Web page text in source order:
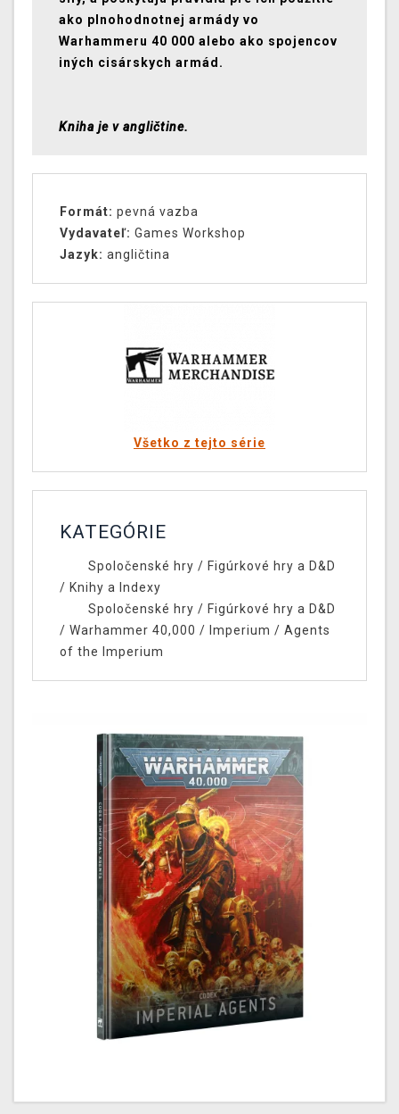
ako plnohodnotnej armády vo
Warhammeru 40 000 alebo ako spojencov
iných cisárskych armád.
Kniha je v angličtine.
Formát: pevná vazba
Vydavateľ: Games Workshop
Jazyk: angličtina
Všetko z tejto série
KATEGÓRIE
Spoločenské hry / Figúrkové hry a D&D
/ Knihy a Indexy
Spoločenské hry / Figúrkové hry a D&D
/ Warhammer 40,000 / Imperium / Agents
of the Imperium